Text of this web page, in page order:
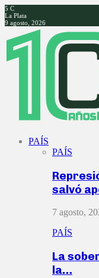
5 C
La Plata
9 agosto, 2026
Facebook
Twitter
Instagram
Youtube
PAÍS
PAÍS
salvó
7 agosto,
PAÍS
La
la…